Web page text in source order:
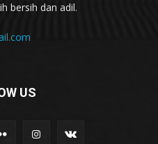
bersih dan adil.
US